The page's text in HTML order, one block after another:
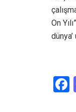
On